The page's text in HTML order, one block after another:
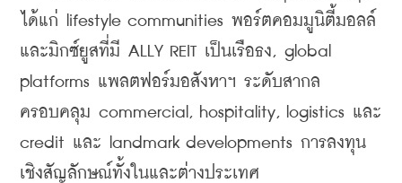
ได้แก่ lifestyle communities พอร์ตคอมมูนิตี้มอลล์
และมิกซ์ยูสที่มี ALLY REIT เป็นเรือธง, global
platforms แพลตฟอร์มอสังหาฯ ระดับสากล
ครอบคลุม commercial, hospitality, logistics และ
credit และ landmark developments การลงทุน
เชิงสัญลักษณ์ทั้งในและต่างประเทศ